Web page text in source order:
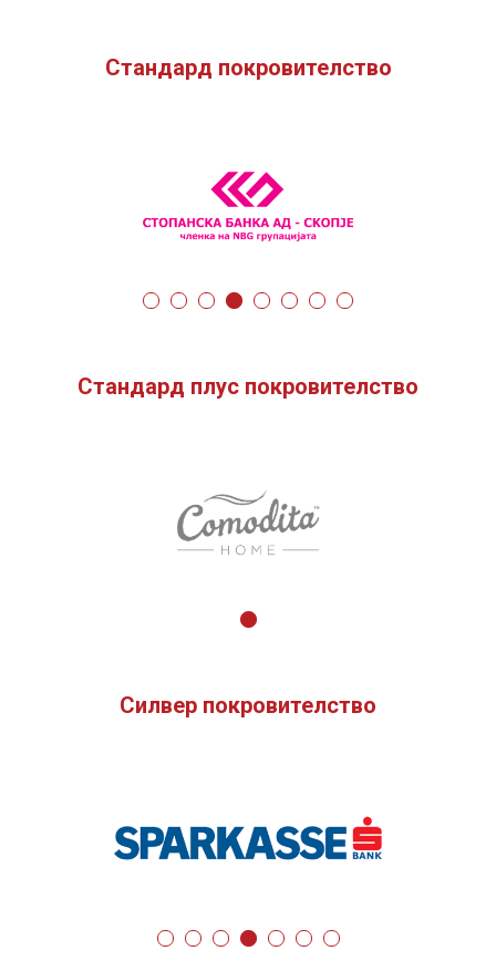
Стандард покровителство
Стандард плус покровителство
Силвер покровителство